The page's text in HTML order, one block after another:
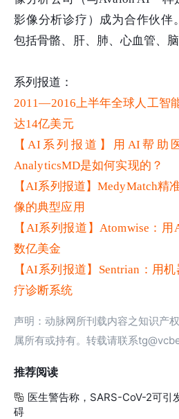
影像分析诊疗）成为合作伙伴
包括骨骼、肝、肺、心血管、脑
系列报道：
2011—2016上半年全球人工智
达14亿美元
【AI系列报道】用AI帮助
AnalyticsMD是如何实现的？
【AI系列报道】MedyMatch精
像的典型应用
【AI系列报道】Atomwise：
数亿美金
【AI系列报道】Sentrian：用
疗诊断系统
声明：动脉网所刊载内容之知识产
属所有或持有。转载请联系
推荐阅读
 医生警告称，SARS-CoV-2可引
碍